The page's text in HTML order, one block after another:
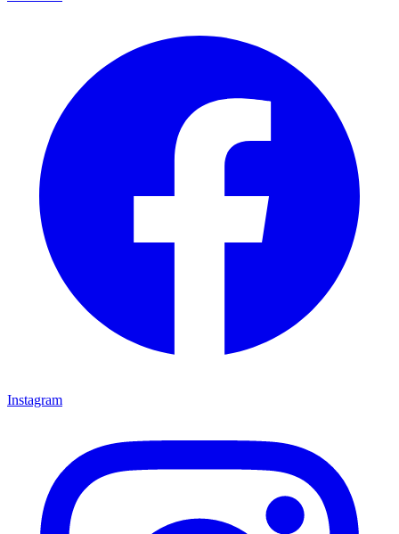
Instagram